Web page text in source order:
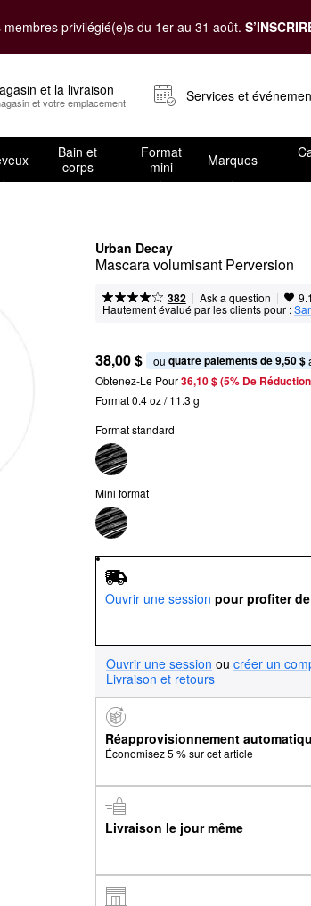
privilégié(e)s du 1er au 31 août.
et la livraison
et votre emplacement Services et
Bain et
corps
Format
mini
Marques
Urban Decay
Mascara volumisant Perversion
382 | Ask a question |
Hautement évalué par les clients pour :
38,00 $ ou quatre paiements de 9,50 $
Obtenez-Le Pour36,10 $ (5% De
Format 0.4 oz / 11.3 g
Format standard
Mini format
Ouvrir une session pour profiter de
Ouvrir une session ou créer un
Livraison et retours
Réapprovisionnement
Économisez 5 % sur cet article
Livraison le jour même